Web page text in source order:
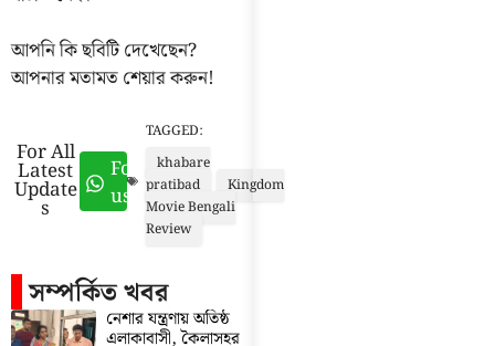
আপনি কি ছবিটি দেখেছেন?
আপনার মতামত শেয়ার করুন!
For All
Latest
Update
s
Follow
us
TAGGED:
khabare
pratibad
Kingdom
Movie Bengali
Review
সম্পর্কিত খবর
নেশার যন্ত্রণায় অতিষ্ঠ
এলাকাবাসী, কৈলাসহর